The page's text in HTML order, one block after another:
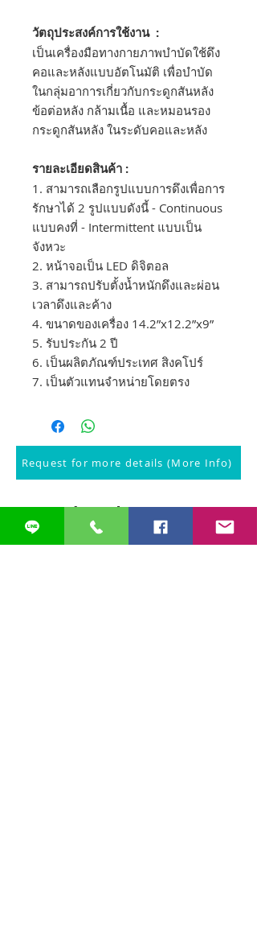
วัตถุประสงค์การใช้งาน :
เป็นเครื่องมือทางกายภาพบำบัดใช้ดึง
คอและหลังแบบอัตโนมัติ เพื่อบำบัด
ในกลุ่มอาการเกี่ยวกับกระดูกสันหลัง
ข้อต่อหลัง กล้ามเนื้อ และหมอนรอง
กระดูกสันหลัง ในระดับคอและหลัง
รายละเอียดสินค้า :
1. สามารถเลือกรูปแบบการดึงเพื่อการ
รักษาได้ 2 รูปแบบดังนี้ - Continuous
แบบคงที่ - Intermittent แบบเป็น
จังหวะ
2. หน้าจอเป็น LED ดิจิตอล
3. สามารถปรับตั้งน้ำหนักดึงและผ่อน
เวลาดึงและค้าง
4. ขนาดของเครื่อง 14.2”x12.2”x9”
5. รับประกัน 2 ปี
6. เป็นผลิตภัณฑ์ประเทศ สิงคโปร์
7. เป็นตัวแทนจำหน่ายโดยตรง
Request for more details (More Info)
Related
Products